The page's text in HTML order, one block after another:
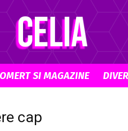
SI MAGAZINE
cap